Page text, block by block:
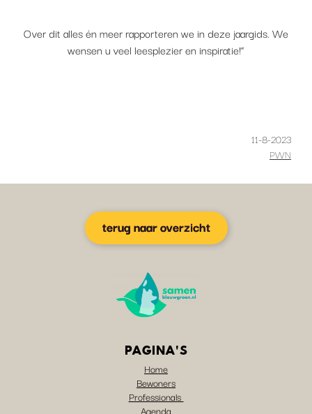
Over dit alles én meer rapporteren we in deze jaargids. We
wensen u veel leesplezier en inspiratie!”
11-8-2023
PWN
terug naar overzicht
PAGINA'S
Home
Bewoners
Professionals
Agenda